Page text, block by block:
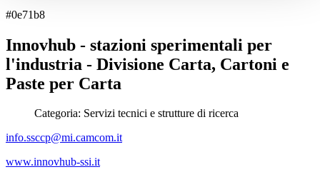
#0e71b8
Innovhub - stazioni sperimentali per
l'industria - Divisione Carta, Cartoni e
Paste per Carta
Categoria: Servizi tecnici e strutture di ricerca
info.ssccp@mi.camcom.it
www.innovhub-ssi.it